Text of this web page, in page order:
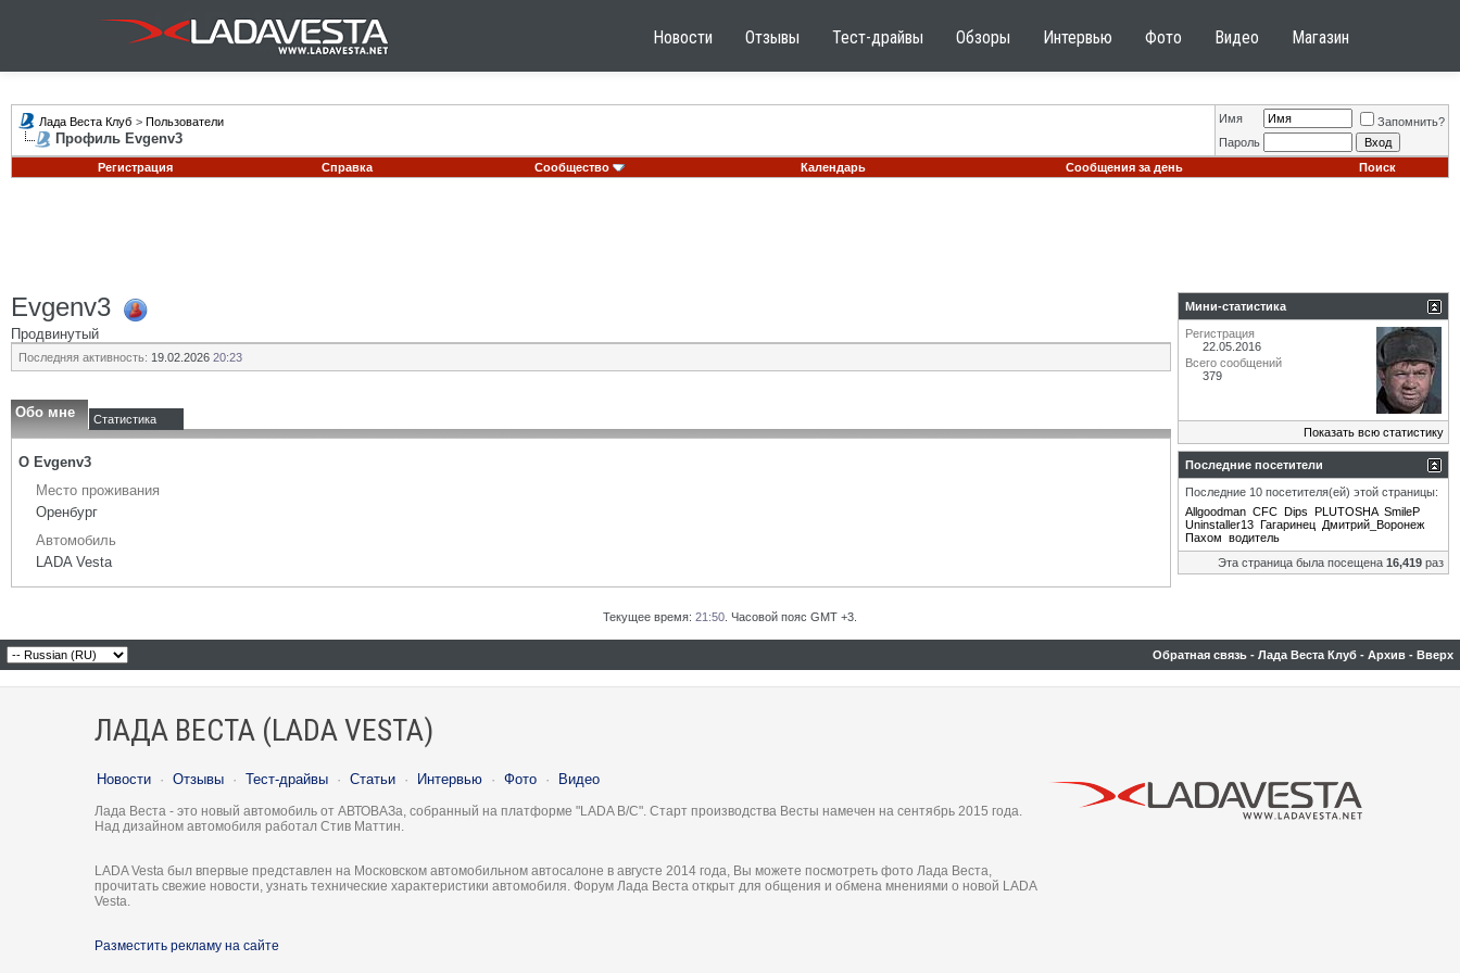
Новости Отзывы Тест-драйвы Обзоры Интервью Фото Видео Магазин
Лада Веста Клуб > Пользователи
Профиль Evgenv3
Имя
Запомнить?
Пароль
Регистрация
Справка Сообщество Календарь Сообщения за день Поиск
Evgenv3
Продвинутый
Последняя активность: 19.02.2026 20:23
Обо мне Статистика
О Evgenv3
Место проживания
Оренбург
Автомобиль
LADA Vesta
Мини-статистика
Регистрация
22.05.2016
Всего сообщений
379
Показать всю статистику
Последние посетители
Последние 10 посетителя(ей) этой страницы:
Allgoodman CFC Dips PLUTOSHA SmileP
Uninstaller13 Гагаринец Дмитрий_Воронеж
Пахом водитель
Эта страница была посещена 16,419 раз
Текущее время: 21:50 . Часовой пояс GMT +3.
Обратная связь - Лада Веста Клуб - Архив - Вверх
ЛАДА ВЕСТА (LADA VESTA)
Новости · Отзывы · Тест-драйвы · Статьи · Интервью · Фото · Видео
Лада Веста - это новый автомобиль от АВТОВАЗа, собранный на платформе "LADA B/C". Старт производства Весты намечен на сентябрь 2015 года.
Над дизайном автомобиля работал Стив Маттин.
LADA Vesta был впервые представлен на Московском автомобильном автосалоне в августе 2014 года, Вы можете посмотреть фото Лада Веста,
прочитать свежие новости, узнать технические характеристики автомобиля. Форум Лада Веста открыт для общения и обмена мнениями о новой LADA
Vesta.
Разместить рекламу на сайте